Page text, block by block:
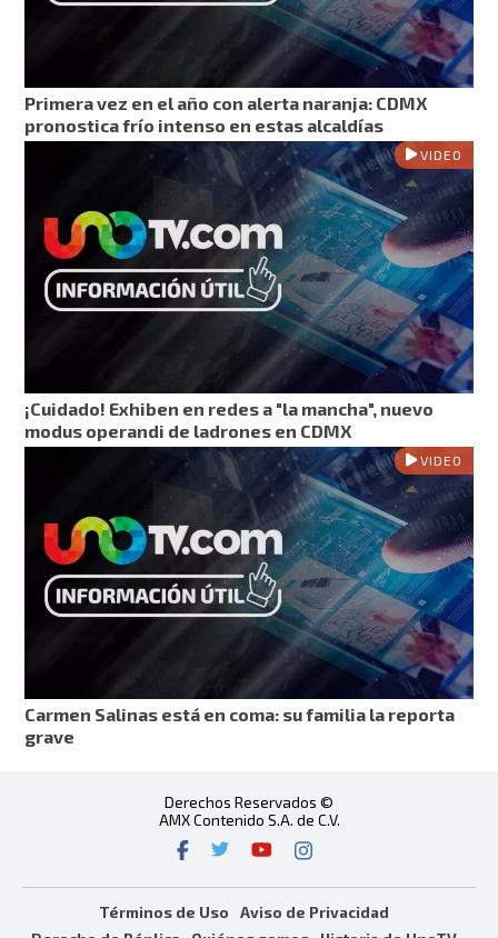
Primera vez en el año con alerta naranja: CDMX
pronostica frío intenso en estas alcaldías
VIDEO
¡Cuidado! Exhiben en redes a "la mancha", nuevo
modus operandi de ladrones en CDMX
VIDEO
Carmen Salinas está en coma: su familia la reporta
grave
Derechos Reservados ©
AMX Contenido S.A. de C.V.
Términos de Uso
Aviso de Privacidad